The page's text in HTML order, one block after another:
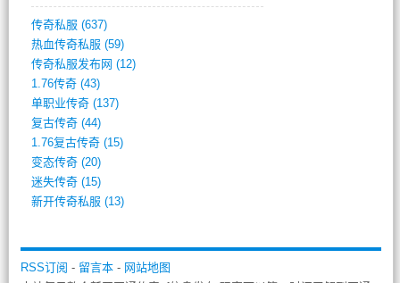
传奇私服 (637)
热血传奇私服 (59)
传奇私服发布网 (12)
1.76传奇(43)
单职业传奇(137)
复古传奇(44)
1.76复古传奇(15)
变态传奇(20)
迷失传奇(15)
新开传奇私服 (13)
RSS订阅 - 留言本- 网站地图